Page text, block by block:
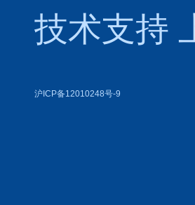
技术支持
沪ICP备12010248号-9